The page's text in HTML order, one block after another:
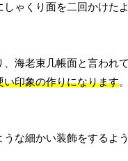
ゃくり面を二回かけた
海老束几帳面と言われ
印象の作りになります
な細かい装飾をするよ